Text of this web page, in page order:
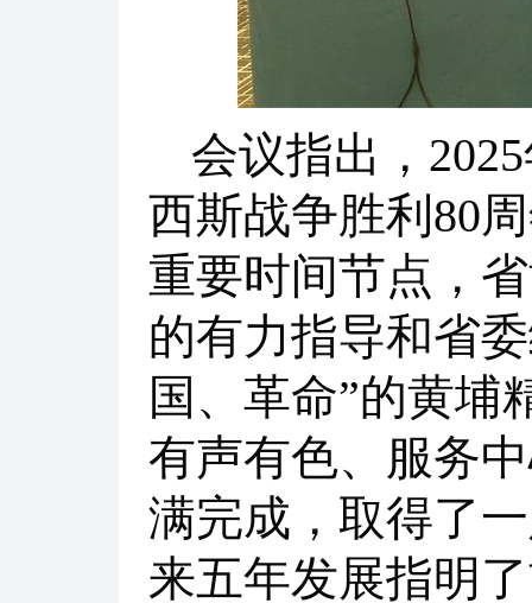
会议指出，
西斯战争胜利80
重要时间节点，
的有力指导和省
国、革命”的黄埔
有声有色、服务
满完成，取得了
来五年发展指明